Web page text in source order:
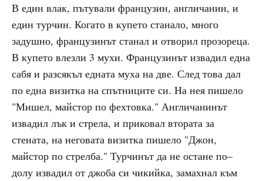
В един влак, пътували французин, англичанин, и
един турчин. Когато в купето станало, много
задушно, французинът станал и отворил прозореца.
В купето влезли 3 мухи. Французинът извадил една
сабя и разсякъл едната муха на две. След това дал
по една визитка на спътниците си. На нея пишело
"Мишел, майстор по фехтовка." Англичанинът
извадил лък и стрела, и приковал втората за
стената, на неговата визитка пишело "Джон,
майстор по стрелба." Турчинът да не остане по–
долу извадил от джоба си чикийка, замахнал към